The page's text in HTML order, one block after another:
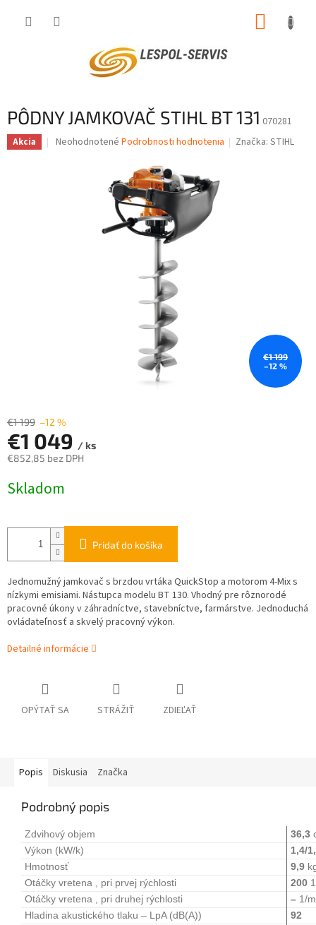
PÔDNY JAMKOVAČ STIHL BT 131 070281
Akcia
Priemerné
hviezdičiek.
Neohodnotené Podrobnosti hodnotenia Značka:STIHL
€1 199
–12 %
€1 199 –12 %
€1 049 / ks
€852,85 bez DPH
cena:
Skladom
Pridať do košíka
Jednomužný jamkovač s brzdou vrtáka QuickStop a motorom 4-Mix s
nízkymi emisiami. Nástupca modelu BT 130. Vhodný pre rôznorodé
pracovné úkony v záhradníctve, stavebníctve, farmárstve. Jednoduchá
ovládateľnosť a skvelý pracovný výkon.
Detailné informácie
OPÝTAŤ SA STRÁŽIŤ ZDIEĽAŤ
Popis Diskusia Značka
Podrobný popis
Zdvihový objem 36,3
Výkon (kW/k)
1,4/
Hmotnosť
9,9
Otáčky vretena , pri prvej rýchlosti
200
Otáčky vretena , pri druhej rýchlosti
– 1/
Hladina akustického tlaku – LpA (dB(A))
92